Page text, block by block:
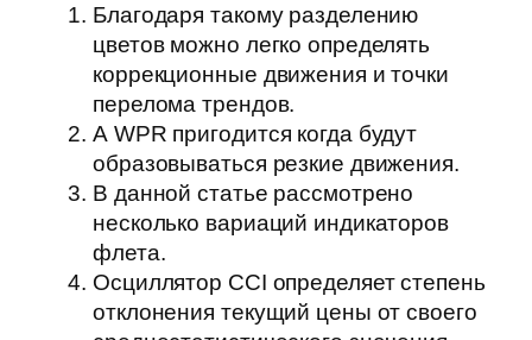
Благодаря такому разделению
цветов можно легко определять
коррекционные движения и точки
перелома трендов.
А WPR пригодится когда будут
образовываться резкие движения.
В данной статье рассмотрено
несколько вариаций индикаторов
флета.
Осциллятор CCI определяет степень
отклонения текущий цены от своего